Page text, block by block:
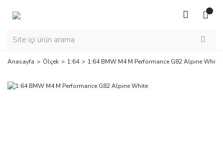
Anasayfa Ölçek 1:64 1:64 BMW M4 M Performance G82 Alpine White